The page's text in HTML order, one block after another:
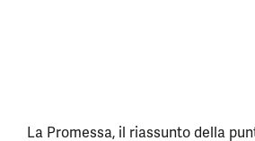
La Promessa, il riassunto della